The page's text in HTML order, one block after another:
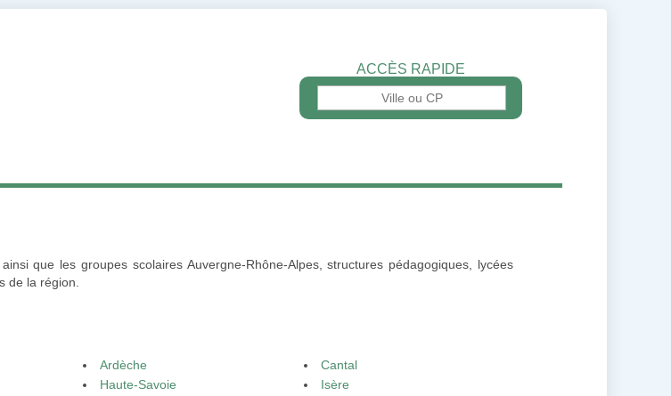
ACCÈS RAPIDE
, ainsi que les groupes scolaires Auvergne-Rhône-Alpes, structures pédagogiques, lycées
de la région.
Ardèche
Cantal
Haute-Savoie
Isère